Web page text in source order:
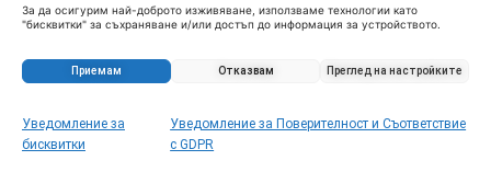
За да осигурим най-доброто изживяване, използваме технологии като
"бисквитки" за съхраняване и/или достъп до информация за устройството.
Несъгласието или оттеглянето на съгласието може да се отрази
неблагоприятно на определени функции и характеристики.
Приемам Отказвам Преглед на настройките
Уведомление за
бисквитки
Уведомление за Поверителност и Съответствие
с GDPR
продажба магазин
купувам гараж
апартаменти под наемЗапитване за този имот